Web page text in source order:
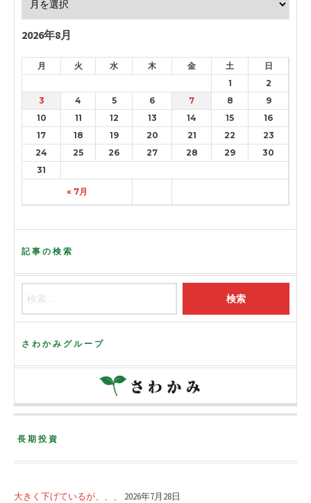
2026年8月
月 火 水 木 金 土 日
« 7月
1
2
3
4 5 6 7 8
9
10
11 12 13 14 15
16
17
18 19 20 21 22
23
24
25 26 27 28 29
30
31
記事の検索
さわかみグループ
長期投資
大きく下げているが、、、 2026年7月28日